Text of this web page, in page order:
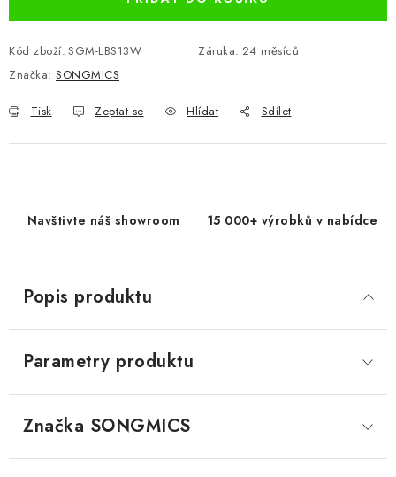
Kód zboží: SGM-LBS13W Záruka: 24 měsíců
Značka: SONGMICS
Tisk Zeptat se Hlídat Sdílet
Navštivte náš showroom 15 000+ výrobků v nabídce
Popis produktu
Parametry produktu
Značka SONGMICS